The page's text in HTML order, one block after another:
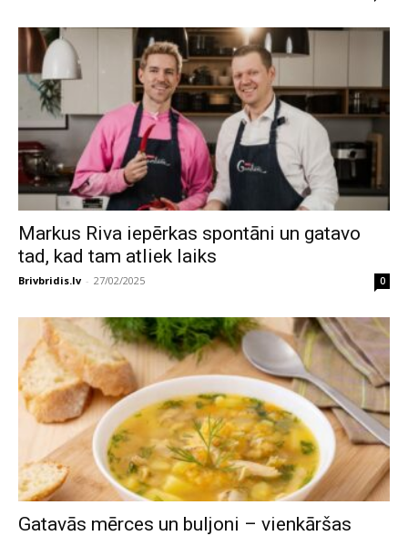
Markus Riva iepērkas spontāni un gatavo
tad, kad tam atliek laiks
Brivbridis.lv - 27/02/2025 0
Gatavās mērces un buljoni – vienkāršas